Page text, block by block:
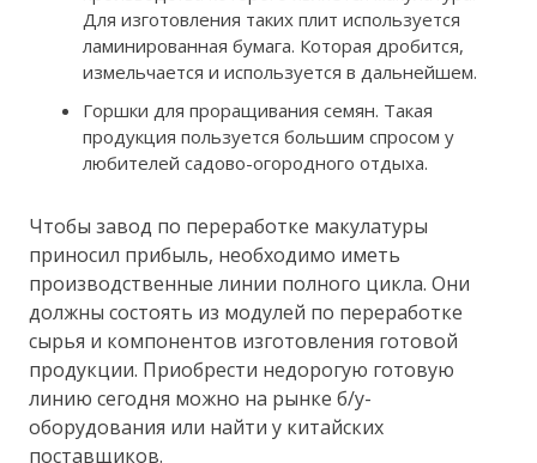
Для изготовления таких плит используется
ламинированная бумага. Которая дробится,
измельчается и используется в дальнейшем.
Горшки для проращивания семян. Такая
продукция пользуется большим спросом у
любителей садово-огородного отдыха.
Чтобы завод по переработке макулатуры
приносил прибыль, необходимо иметь
производственные линии полного цикла. Они
должны состоять из модулей по переработке
сырья и компонентов изготовления готовой
продукции. Приобрести недорогую готовую
линию сегодня можно на рынке б/у-
оборудования или найти у китайских
поставщиков.